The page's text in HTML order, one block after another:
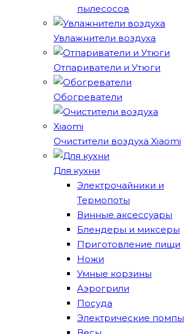
пылесосов
Увлажнители воздуха
Отпариватели и Утюги
Обогреватели
Очистители воздуха Xiaomi
Для кухни
Электрочайники и
Термопоты
Винные аксессуары
Блендеры и миксеры
Приготовление пищи
Ножи
Умные корзины
Аэрогрили
Посуда
Электрические помпы